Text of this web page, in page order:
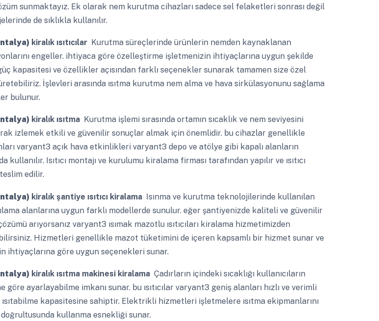
sunmaktayız. Ek olarak nem kurutma cihazları sadece sel felaketleri sonrası değil
de sıklıkla kullanılır.
kiralık ısıtıcılarKurutma süreçlerinde ürünlerin nemden kaynaklanan
engeller. ihtiyaca göre özelleştirme işletmenizin ihtiyaçlarına uygun şekilde
kapasitesi ve özellikler açısından farklı seçenekler sunarak tamamen size özel
İşlevleri arasında ısıtma kurutma nem alma ve hava sirkülasyonunu sağlama
bulunur.
kiralık ısıtmaKurutma işlemi sırasında ortamın sıcaklık ve nem seviyesini
izlemek etkili ve güvenilir sonuçlar almak için önemlidir. bu cihazlar genellikle
varyant3 açık hava etkinlikleri varyant3 depo ve atölye gibi kapalı alanların
kullanılır. Isıtıcı montajı ve kurulumu kiralama firması tarafından yapılır ve ısıtıcı
edilir.
kiralık şantiye ısıtıcı kiralamaIsınma ve kurutma teknolojilerinde kullanılan
alanlarına uygun farklı modellerde sunulur. eğer şantiyenizde kaliteli ve güvenilir
arıyorsanız varyant3 ısımak mazotlu ısıtıcıları kiralama hizmetimizden
Hizmetleri genellikle mazot tüketimini de içeren kapsamlı bir hizmet sunar ve
ihtiyaçlarına göre uygun seçenekleri sunar.
kiralık ısıtma makinesi kiralamaÇadırların içindeki sıcaklığı kullanıcıların
göre ayarlayabilme imkanı sunar. bu ısıtıcılar varyant3 geniş alanları hızlı ve verimli
kapasitesine sahiptir. Elektrikli hizmetleri işletmelere ısıtma ekipmanlarını
kullanma esnekliği sunar.